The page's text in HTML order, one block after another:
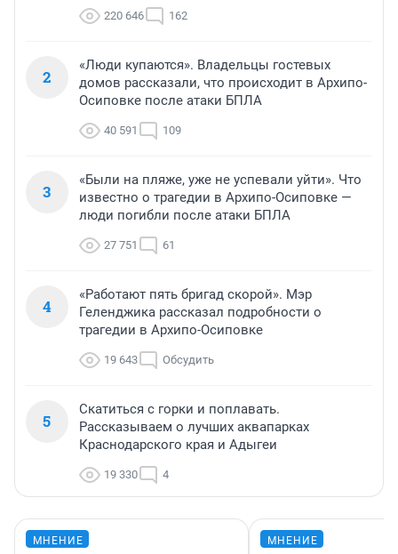
220 646 162
2
«Люди купаются». Владельцы гостевых
домов рассказали, что происходит в Архипо-
Осиповке после атаки БПЛА
40 591 109
3
«Были на пляже, уже не успевали уйти». Что
известно о трагедии в Архипо-Осиповке —
люди погибли после атаки БПЛА
27 751 61
4
«Работают пять бригад скорой». Мэр
Геленджика рассказал подробности о
трагедии в Архипо-Осиповке
19 643 Обсудить
5
Скатиться с горки и поплавать.
Рассказываем о лучших аквапарках
Краснодарского края и Адыгеи
19 330 4
МНЕНИЕ МНЕНИЕ